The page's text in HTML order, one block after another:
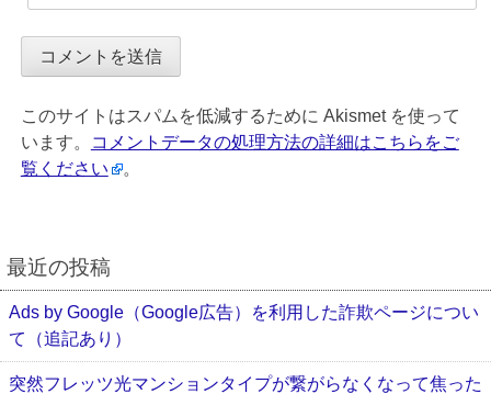
このサイトはスパムを低減するために Akismet を使って
います。
コメントデータの処理方法の詳細はこちらをご
覧ください
。
最近の投稿
Ads by Google（Google広告）を利用した詐欺ページについ
て（追記あり）
突然フレッツ光マンションタイプが繋がらなくなって焦った